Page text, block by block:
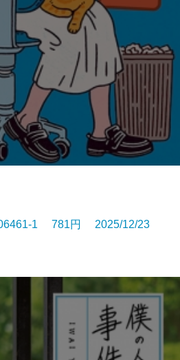
1 781円 2025/12/23